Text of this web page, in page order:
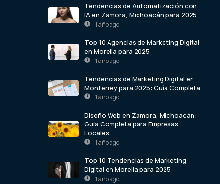
Tendencias de Automatización con
IA en Zamora, Michoacán para 2025
1 año ago
Top 10 Agencias de Marketing Digital
en Morelia para 2025
1 año ago
Tendencias de Marketing Digital en
Monterrey para 2025: Guía Completa
1 año ago
Diseño Web en Zamora, Michoacán:
Guía Completa para Empresas
Locales
1 año ago
Top 10 Tendencias de Marketing
Digital en Morelia para 2025
1 año ago